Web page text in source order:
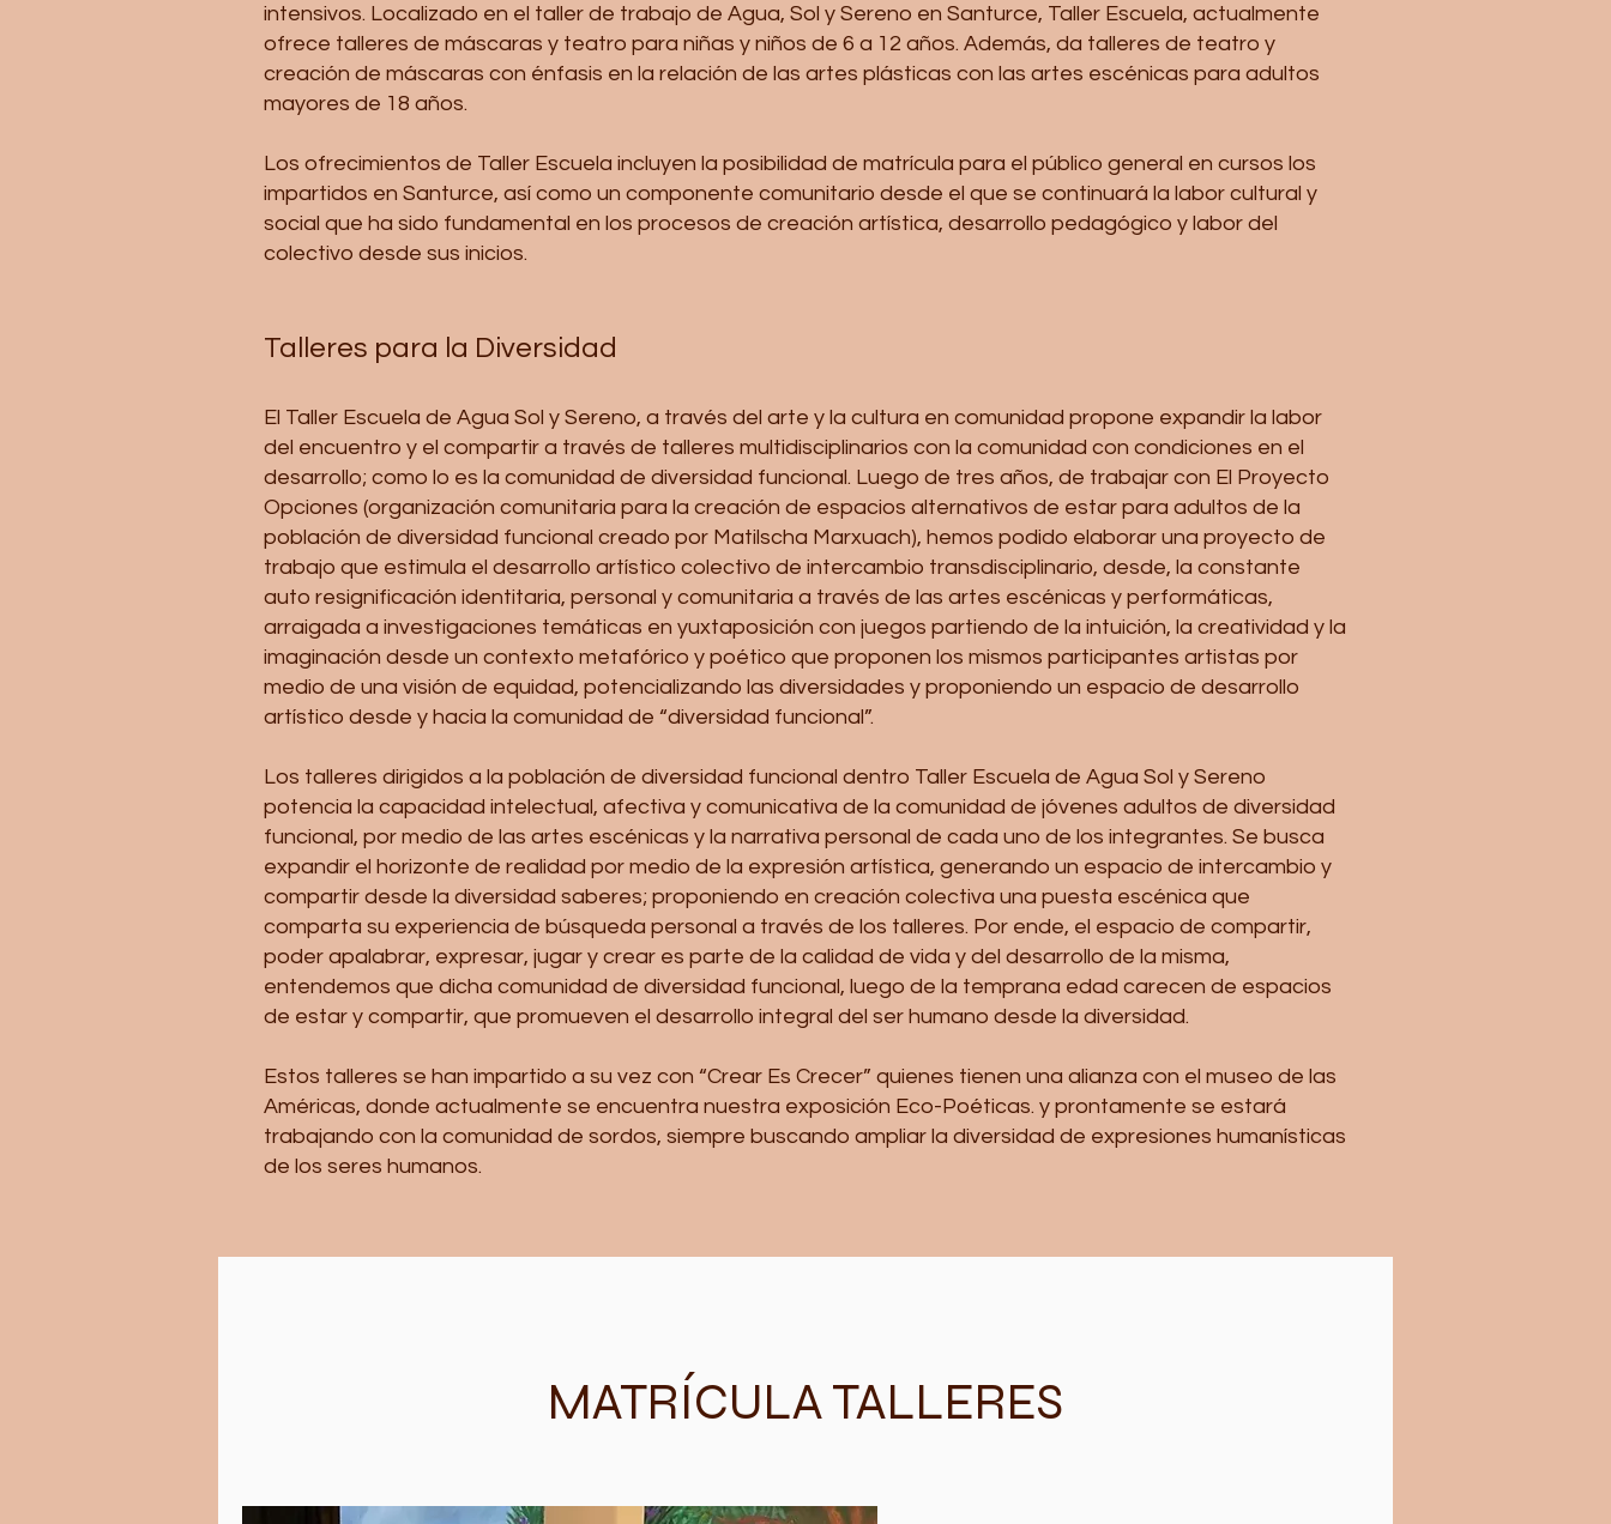
intensivos. Localizado en el taller de trabajo de Agua, Sol y Sereno en Santurce, Taller Escuela, actualmente
ofrece talleres de máscaras y teatro para niñas y niños de 6 a 12 años. Además, da talleres de teatro y
creación de máscaras con énfasis en la relación de las artes plásticas con las artes escénicas para adultos
mayores de 18 años.
Los ofrecimientos de Taller Escuela incluyen la posibilidad de matrícula para el público general en cursos los
impartidos en Santurce, así como un componente comunitario desde el que se continuará la labor cultural y
social que ha sido fundamental en los procesos de creación artística, desarrollo pedagógico y labor del
colectivo desde sus inicios.
Talleres para la Diversidad
El Taller Escuela de Agua Sol y Sereno, a través del arte y la cultura en comunidad propone expandir la labor
del encuentro y el compartir a través de talleres multidisciplinarios con la comunidad con condiciones en el
desarrollo; como lo es la comunidad de diversidad funcional. Luego de tres años, de trabajar con El Proyecto
Opciones (organización comunitaria para la creación de espacios alternativos de estar para adultos de la
población de diversidad funcional creado por Matilscha Marxuach), hemos podido elaborar una proyecto de
trabajo que estimula el desarrollo artístico colectivo de intercambio transdisciplinario, desde, la constante
auto resignificación identitaria, personal y comunitaria a través de las artes escénicas y performáticas,
arraigada a investigaciones temáticas en yuxtaposición con juegos partiendo de la intuición, la creatividad y la
imaginación desde un contexto metafórico y poético que proponen los mismos participantes artistas por
medio de una visión de equidad, potencializando las diversidades y proponiendo un espacio de desarrollo
artístico desde y hacia la comunidad de “diversidad funcional”.
Los talleres dirigidos a la población de diversidad funcional dentro Taller Escuela de Agua Sol y Sereno
potencia la capacidad intelectual, afectiva y comunicativa de la comunidad de jóvenes adultos de diversidad
funcional, por medio de las artes escénicas y la narrativa personal de cada uno de los integrantes. Se busca
expandir el horizonte de realidad por medio de la expresión artística, generando un espacio de intercambio y
compartir desde la diversidad saberes; proponiendo en creación colectiva una puesta escénica que
comparta su experiencia de búsqueda personal a través de los talleres. Por ende, el espacio de compartir,
poder apalabrar, expresar, jugar y crear es parte de la calidad de vida y del desarrollo de la misma,
entendemos que dicha comunidad de diversidad funcional, luego de la temprana edad carecen de espacios
de estar y compartir, que promueven el desarrollo integral del ser humano desde la diversidad.
Estos talleres se han impartido a su vez con “Crear Es Crecer” quienes tienen una alianza con el museo de las
Américas, donde actualmente se encuentra nuestra exposición Eco-Poéticas. y prontamente se estará
trabajando con la comunidad de sordos, siempre buscando ampliar la diversidad de expresiones humanísticas
de los seres humanos.
MATRÍCULA TALLERES